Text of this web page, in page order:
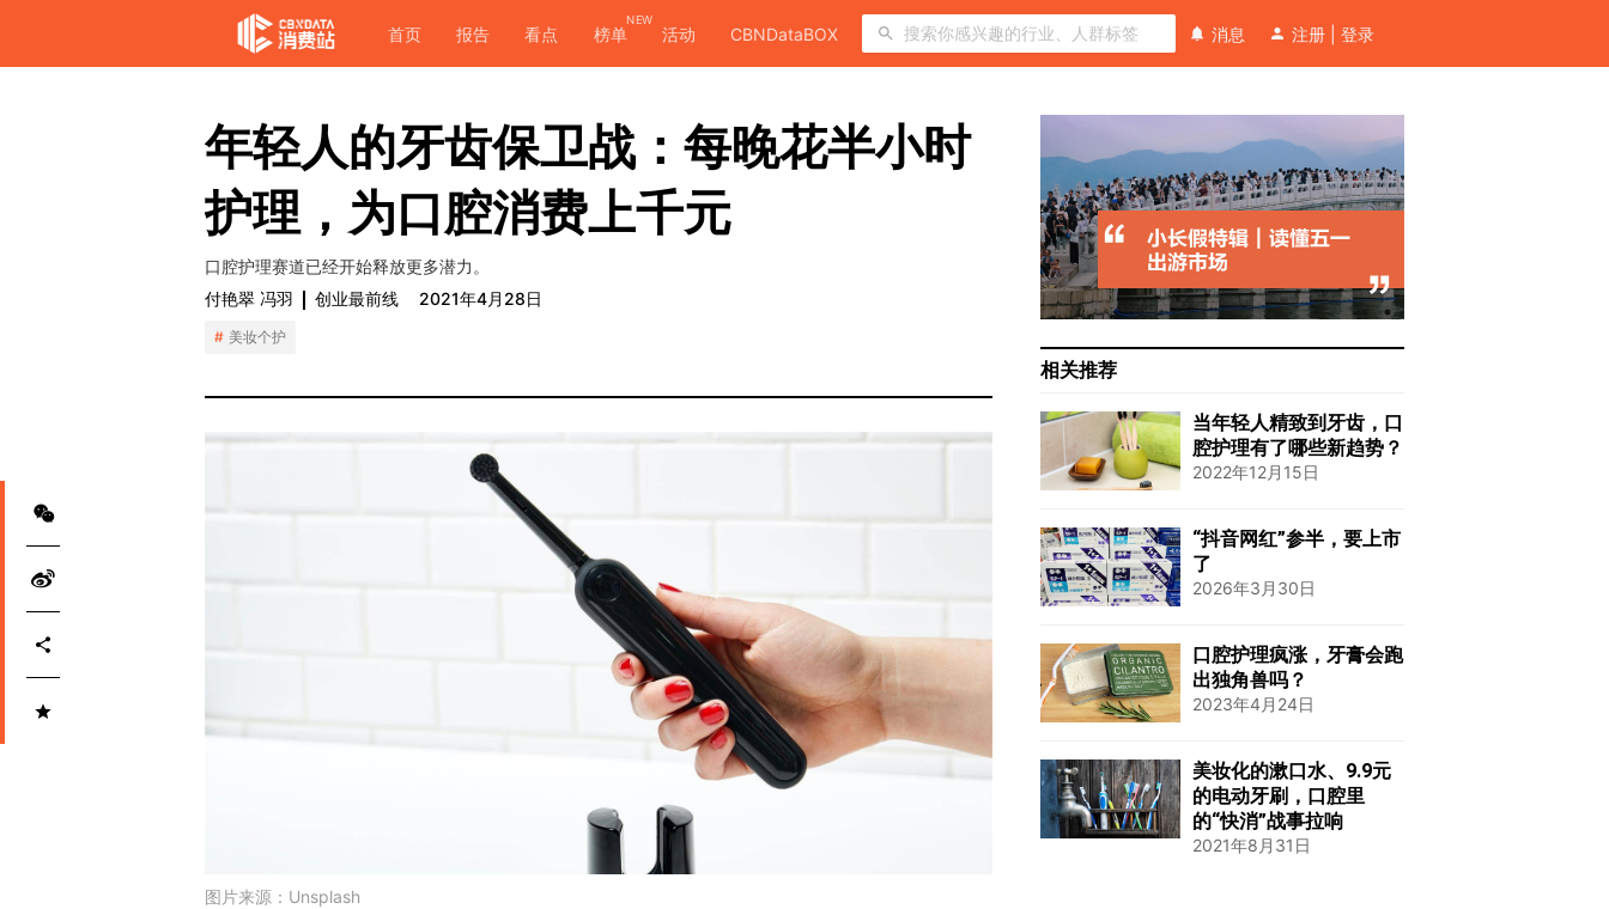
首页 报告 看点 榜单
NEW
活动 CBNDataBOX 消息 注册 登录
年轻人的牙齿保卫战：每晚花半小时
护理，为口腔消费上千元
口腔护理赛道已经开始释放更多潜力。
付艳翠 冯羽
创业最前线 2021年4月28日
美妆个护
图片来源： Unsplash
相关推荐
当年轻人精致到牙齿，口
腔护理有了哪些新趋势？
2022年12月15日
“抖音网红”参半，要上市
了
2026年3月30日
口腔护理疯涨，牙膏会跑
出独角兽吗？
2023年4月24日
美妆化的漱口水、9.9元
的电动牙刷，口腔里
的“快消”战事拉响
2021年8月31日